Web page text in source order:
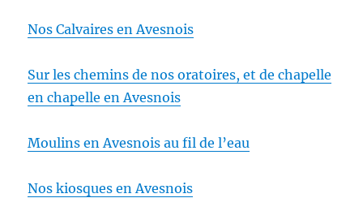
Nos Calvaires en Avesnois
Sur les chemins de nos oratoires, et de chapelle
en chapelle en Avesnois
Moulins en Avesnois au fil de l’eau
Nos kiosques en Avesnois